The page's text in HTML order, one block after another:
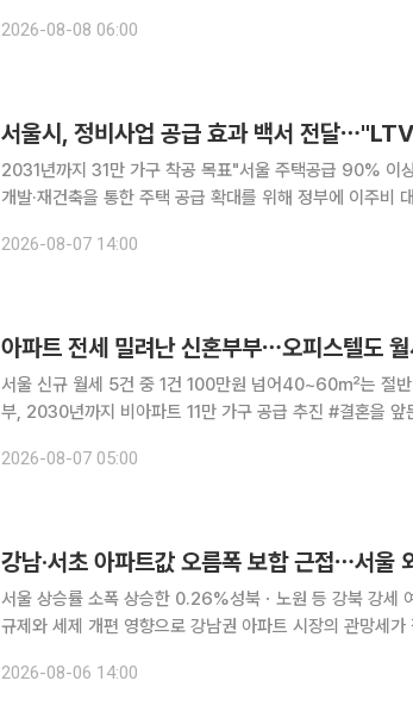
2026-08-08 06:00
서울시, 정비사업 공급 효과 백서 전달
2031년까지 31만 가구 착공 목표"서울 주택공급 90% 이상 민간 정비
개발·재건축을 통한 주택 공급 확대를 위해 정부에 이주비
해 2031년까지 정비사업 31만 가구 착공 목표를 달성한
2026-08-07 14:00
아파트 전세 밀려난 신혼부부⋯오피스텔도
서울 신규 월세 5건 중 1건 100만원 넘어40~60㎡는 절
부, 2030년까지 비아파트 11만 가구 공급 추진 #결혼을 앞둔 30대 직장인 A 씨 부부는 최근 서울
세 매물을 찾기 어려웠고, 그나마 나온 집도 보증금이 예산
2026-08-07 05:00
강남·서초 아파트값 오름폭 보합 근접⋯서울
서울 상승률 소폭 상승한 0.26%성북ㆍ노원 등 강북 강세 여
규제와 세제 개편 영향으로 강남권 아파트 시장의 관망세
(3일 기준) 전국 주간 아파트 가격 동향에 따르면 서울 아파트
2026-08-06 14:00